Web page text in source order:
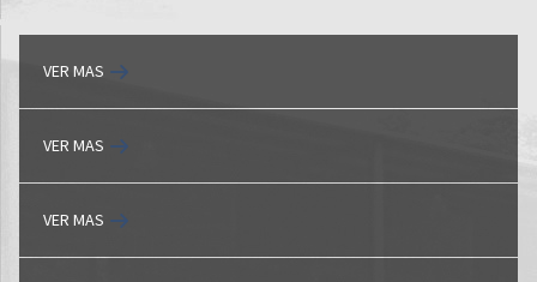
VER MAS
VER MAS
VER MAS